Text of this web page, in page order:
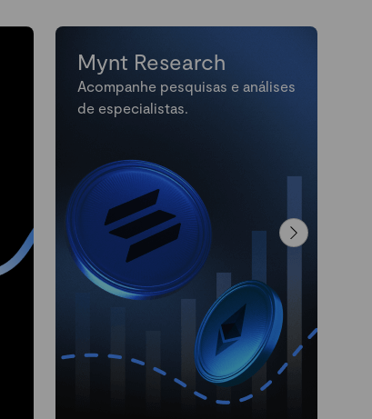
Mynt Research
Acompanhe pesquisas e análises
de especialistas.